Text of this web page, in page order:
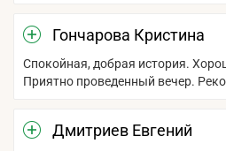
Гончарова Кристина
Спокойная, добрая история.
Приятно проведенный вечер.
Дмитриев Евгений